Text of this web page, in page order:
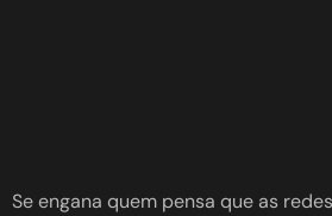
Se engana quem pensa que as